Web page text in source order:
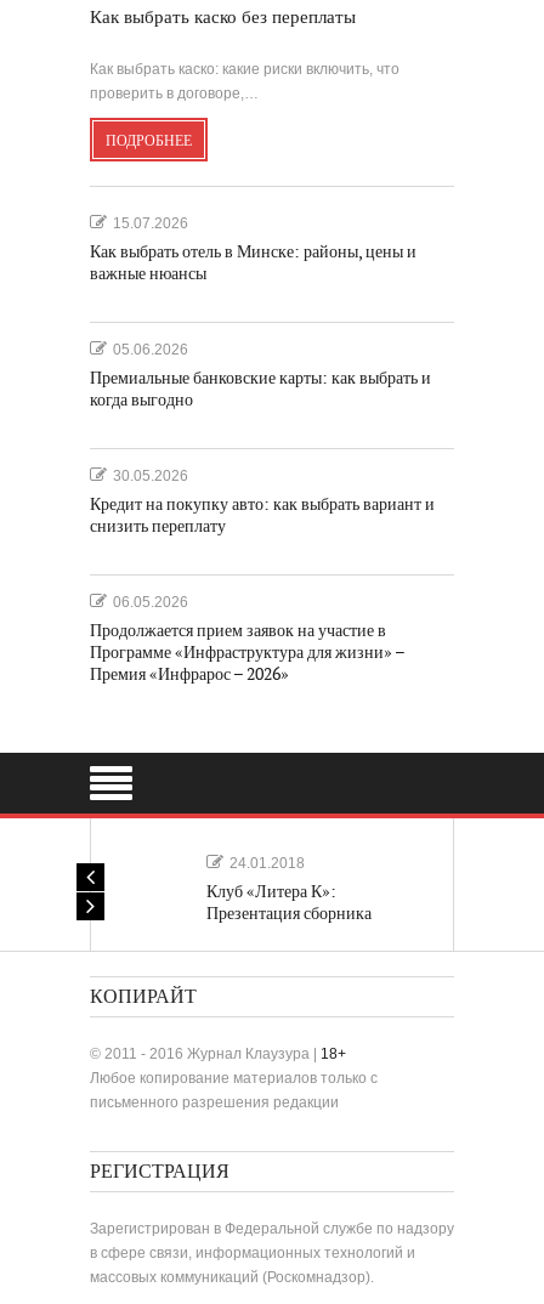
Как выбрать каско без переплаты
Как выбрать каско: какие риски включить, что
проверить в договоре,…
ПОДРОБНЕЕ
15.07.2026
Как выбрать отель в Минске: районы, цены и
важные нюансы
05.06.2026
Премиальные банковские карты: как выбрать и
когда выгодно
30.05.2026
Кредит на покупку авто: как выбрать вариант и
снизить переплату
06.05.2026
Продолжается прием заявок на участие в
Программе «Инфраструктура для жизни» –
Премия «Инфрарос – 2026»
24.01.2018
Клуб «Литера К»:
Презентация сборника
КОПИРАЙТ
© 2011 - 2016 Журнал Клаузура | 18+
Любое копирование материалов только с
письменного разрешения редакции
РЕГИСТРАЦИЯ
Зарегистрирован в Федеральной службе по надзору
в сфере связи, информационных технологий и
массовых коммуникаций (Роскомнадзор).